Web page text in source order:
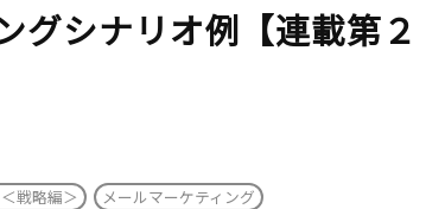
グシナリオ例【連載第２
戦略編＞ メールマーケティング